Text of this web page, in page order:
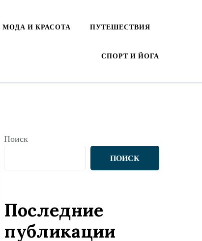
МОДА И КРАСОТА ПУТЕШЕСТВИЯ
СПОРТ И ЙОГА
Поиск
ПОИСК
Последние
публикации